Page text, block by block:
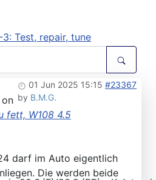
repair, tune
01 Jun 2025 15:15 #23367
by B.M.G.
on
fett, W108 4.5
darf im Auto eigentlich
Die werden beide